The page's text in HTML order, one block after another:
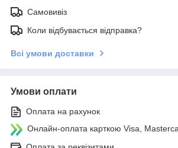
Самовивіз
Коли відбувається відправка?
Всі умови доставки
Умови оплати
Оплата на рахунок
Онлайн-оплата карткою Visa,